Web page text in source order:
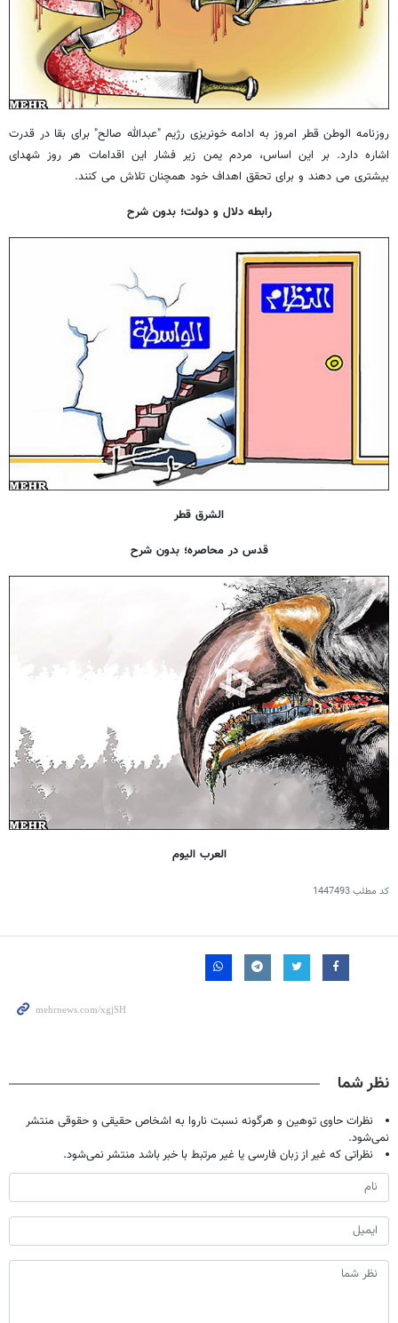
روزنامه الوطن قطر امروز به ادامه خونریزی رژیم "عبدالله صالح" برای بقا در قدرت
اشاره دارد. بر این اساس، مردم یمن زیر فشار این اقدامات هر روز شهدای
بیشتری می دهند و برای تحقق اهداف خود همچنان تلاش می کنند.
رابطه دلال و دولت؛ بدون شرح
الشرق قطر
قدس در محاصره؛ بدون شرح
العرب الیوم
کد مطلب1447493
نظر شما
نظرات حاوی توهین و هرگونه نسبت ناروا به اشخاص حقیقی و حقوقی منتشر
نمی‌شود.
نظراتی که غیر از زبان فارسی یا غیر مرتبط با خبر باشد منتشر نمی‌شود.